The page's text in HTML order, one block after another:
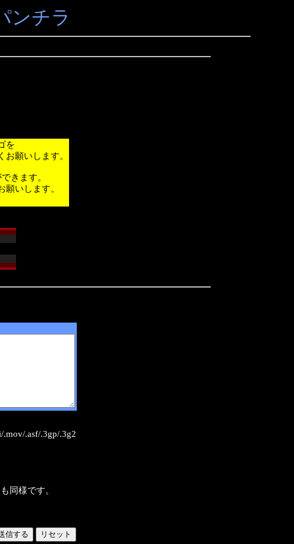
ンチラ
を
願いします。
きます。
いします。
.asf/.3gp/.3g2
同様です。